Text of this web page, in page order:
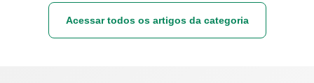
Acessar todos os artigos da categoria